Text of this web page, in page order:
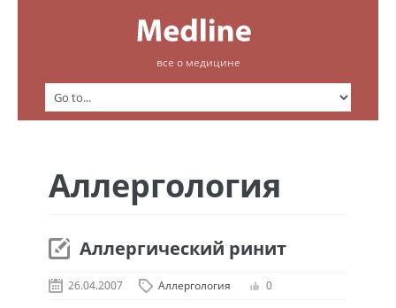
все о медицине
Аллергология
Аллергический ринит
26.04.2007 Аллергология 0